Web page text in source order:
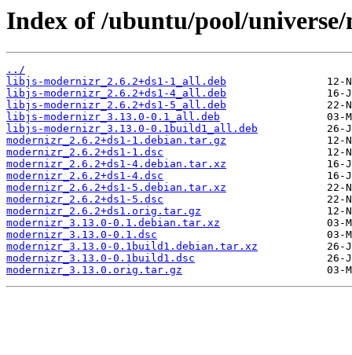
Index of /ubuntu/pool/
../
libjs-modernizr_2.6.2+ds1-1_all.deb
libjs-modernizr_2.6.2+ds1-4_all.deb
libjs-modernizr_2.6.2+ds1-5_all.deb
libjs-modernizr_3.13.0-0.1_all.deb
libjs-modernizr_3.13.0-0.1build1_all.deb
modernizr_2.6.2+ds1-1.debian.tar.gz
modernizr_2.6.2+ds1-1.dsc
modernizr_2.6.2+ds1-4.debian.tar.xz
modernizr_2.6.2+ds1-4.dsc
modernizr_2.6.2+ds1-5.debian.tar.xz
modernizr_2.6.2+ds1-5.dsc
modernizr_2.6.2+ds1.orig.tar.gz
modernizr_3.13.0-0.1.debian.tar.xz
modernizr_3.13.0-0.1.dsc
modernizr_3.13.0-0.1build1.debian.tar.xz
modernizr_3.13.0-0.1build1.dsc
modernizr_3.13.0.orig.tar.gz